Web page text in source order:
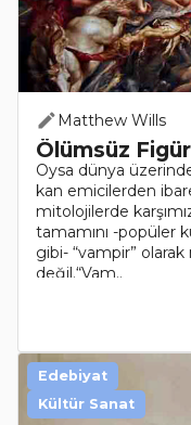
Matthew Wills
Ölümsüz
Oysa dünya
kan emicilerden
mitolojilerde
tamamını -popüler
gibi- “vampir”
değil.“Vam..
Edebiyat
Kültür Sanat